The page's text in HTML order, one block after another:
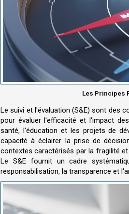
Les Principes
Le suivi et l'évaluation (S&E) sont des
pour évaluer l'efficacité et l'impact
santé, l'éducation et les projets de
capacité à éclairer la prise de
contextes caractérisés par la fragilité
Le S&E fournit un cadre
responsabilisation, la transparence et